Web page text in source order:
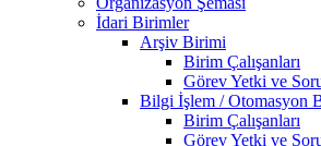
İdari Birimler
Arşiv Birimi
Birim Çalışanları
Görev Yetki ve
Bilgi İşlem / Otomasyon
Birim Çalışanları
Görev Yetki ve